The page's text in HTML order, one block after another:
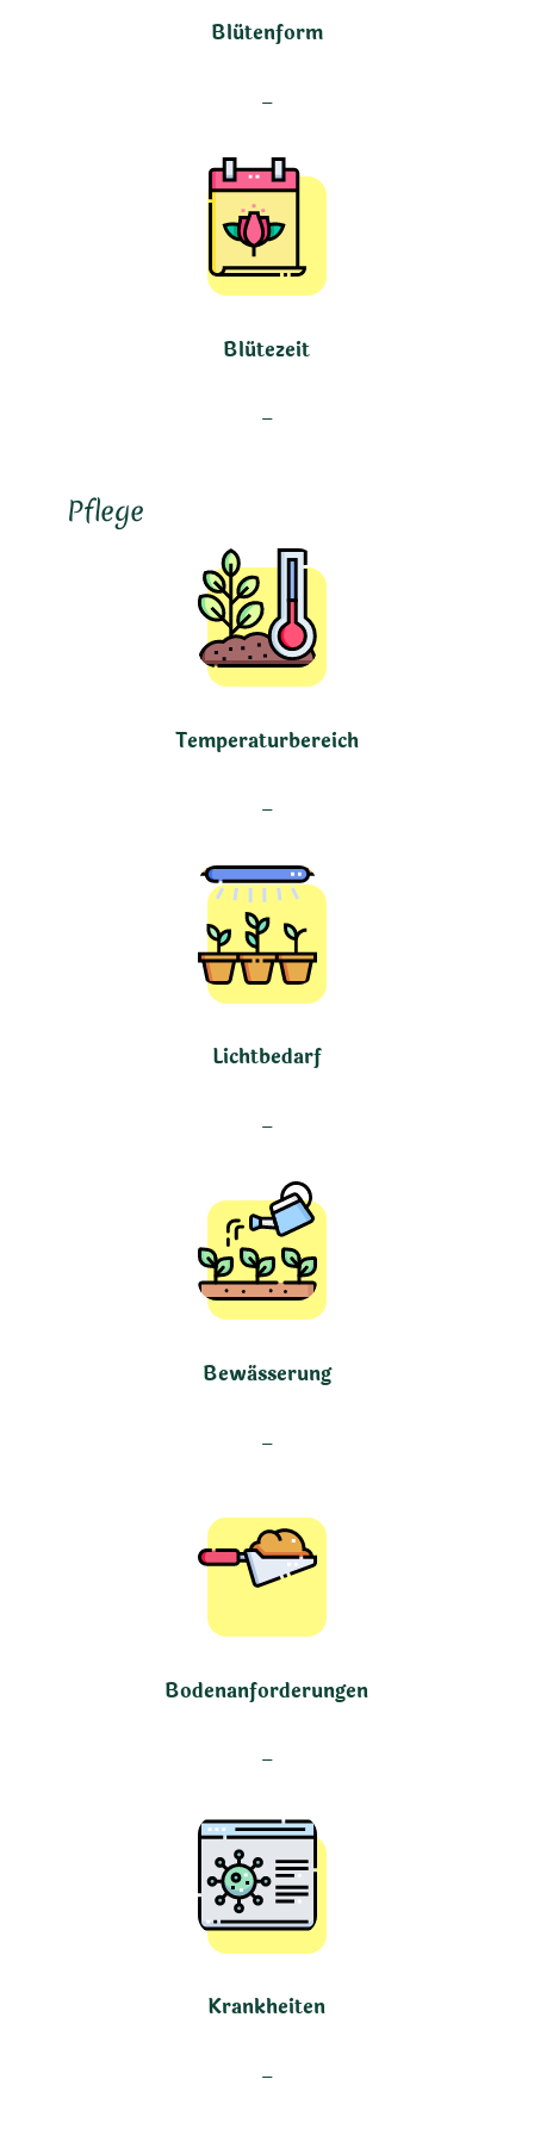
Blütenform
–
Blütezeit
–
Pflege
Temperaturbereich
–
Lichtbedarf
–
Bewässerung
–
Bodenanforderungen
–
Krankheiten
–